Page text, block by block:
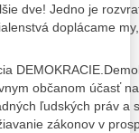
dve! Jedno je
doplácame
občanom účasť
ľudských práv a
zákonov v